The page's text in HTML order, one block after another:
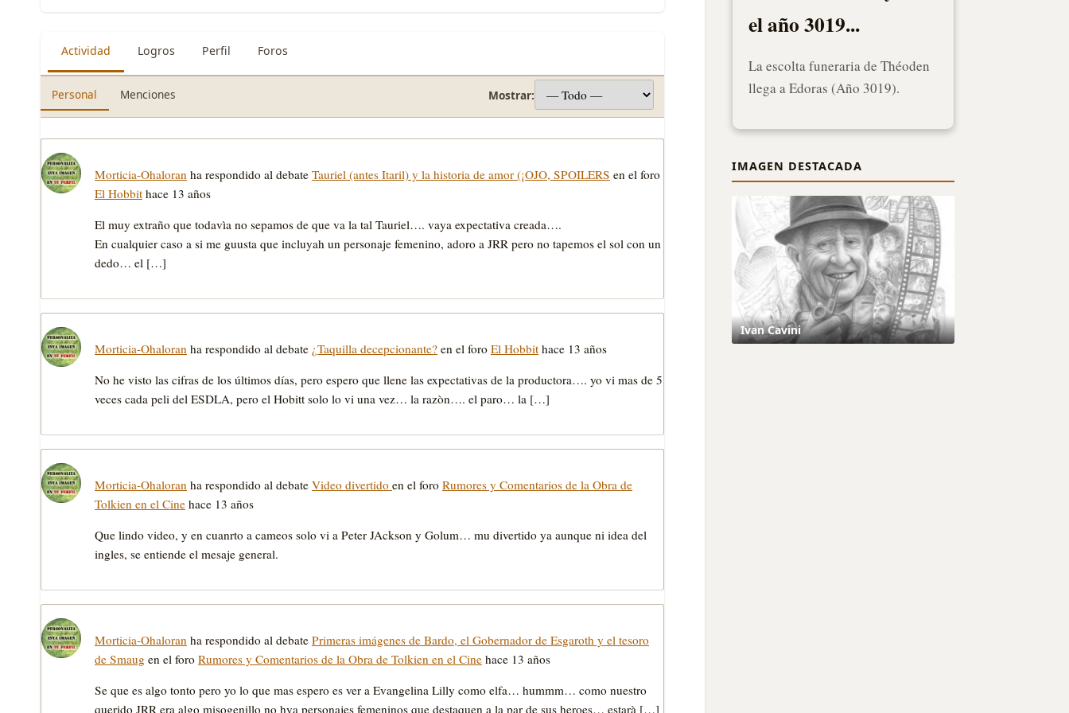
Actividad Logros Perfil Foros
Personal Menciones Mostrar:
Morticia-Ohaloran ha respondido al debate Tauriel (antes Itaril) y la historia de amor (¡OJO, SPOILERS en el foro
El Hobbit hace 13 años
El muy extraño que todavìa no sepamos de que va la tal Tauriel…. vaya expectativa creada….
En cualquier caso a si me guusta que incluyah un personaje femenino, adoro a JRR pero no tapemos el sol con un
dedo… el […]
Morticia-Ohaloran ha respondido al debate ¿Taquilla decepcionante? en el foro El Hobbit hace 13 años
No he visto las cifras de los últimos días, pero espero que llene las expectativas de la productora…. yo vi mas de 5
veces cada peli del ESDLA, pero el Hobitt solo lo vi una vez… la razòn…. el paro… la […]
Morticia-Ohaloran ha respondido al debate Video divertido en el foro Rumores y Comentarios de la Obra de
Tolkien en el Cine hace 13 años
Que lindo video, y en cuanrto a cameos solo vi a Peter JAckson y Golum… mu divertido ya aunque ni idea del
ingles, se entiende el mesaje general.
Morticia-Ohaloran ha respondido al debate Primeras imágenes de Bardo, el Gobernador de Esgaroth y el tesoro
de Smaug en el foro Rumores y Comentarios de la Obra de Tolkien en el Cine hace 13 años
Se que es algo tonto pero yo lo que mas espero es ver a Evangelina Lilly como elfa… hummm… como nuestro
querido JRR era algo misogenillo no hya personajes femeninos que destaquen a la par de sus heroes… estarà […]
el año 3019...
La escolta funeraria de Théoden
llega a Edoras (Año 3019).
IMAGEN DESTACADA
Ivan Cavini